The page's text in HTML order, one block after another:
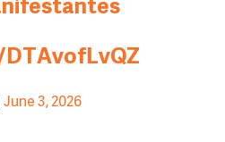
June 3, 2026